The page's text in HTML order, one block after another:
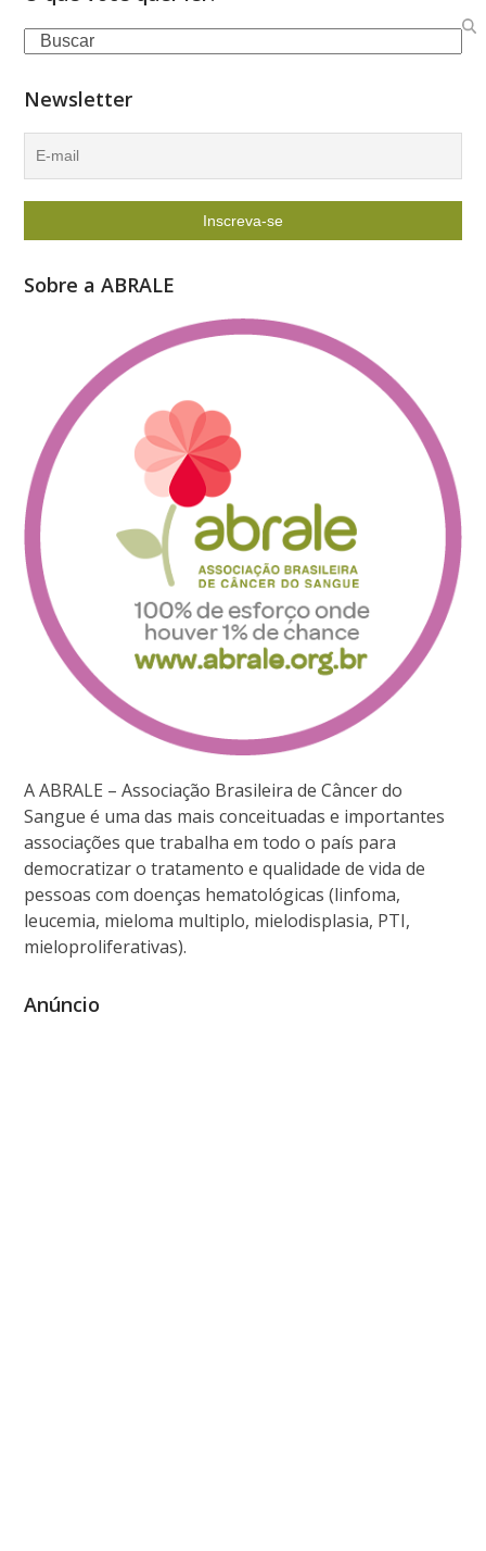
Search
Newsletter
Sobre a ABRALE
A ABRALE – Associação Brasileira de Câncer do
Sangue é uma das mais conceituadas e importantes
associações que trabalha em todo o país para
democratizar o tratamento e qualidade de vida de
pessoas com doenças hematológicas (linfoma,
leucemia, mieloma multiplo, mielodisplasia, PTI,
mieloproliferativas).
Anúncio